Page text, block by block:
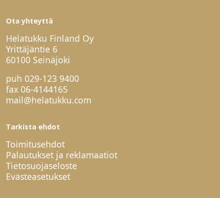
Ota yhteyttä
Helatukku Finland Oy
Yrittäjäntie 6
60100 Seinäjoki
puh 029-123 9400
fax 06-4144165
mail@helatukku.com
Tarkista ehdot
Toimitusehdot
Palautukset ja reklamaatiot
Tietosuojaseloste
Evästeasetukset